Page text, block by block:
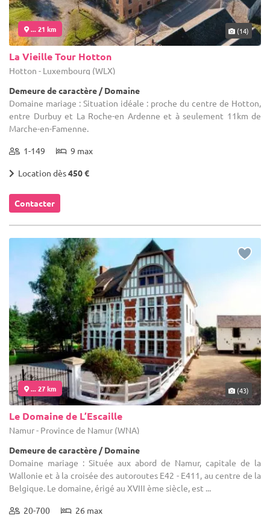
... 21 km (14)
La Vieille Tour Hotton
Hotton - Luxembourg (WLX)
Demeure de caractère / Domaine
Domaine mariage : Situation idéale : proche du centre de Hotton,
entre Durbuy et La Roche-en Ardenne et à seulement 11km de
Marche-en-Famenne.
1-149 9 max
Location dès450 €
Contacter
... 27 km (43)
Le Domaine de L’Escaille
Namur - Province de Namur (WNA)
Demeure de caractère / Domaine
Domaine mariage : Située aux abord de Namur, capitale de la
Wallonie et à la croisée des autoroutes E42 - E411, au centre de la
Belgique. Le domaine, érigé au XVIII ème siècle, est ...
20-700 26 max